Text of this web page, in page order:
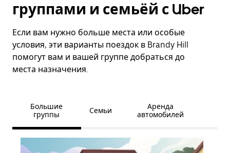
группами и семьёй с Uber
Если вам нужно больше места или особые
условия, эти варианты поездок в Brandy Hill
помогут вам и вашей группе добраться до
места назначения.
Большие
группы
Семьи
Аренда
автомобилей